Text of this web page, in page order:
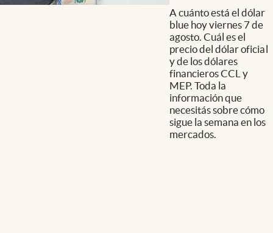
A cuánto está el dólar
blue hoy viernes 7 de
agosto. Cuál es el
precio del dólar oficial
y de los dólares
financieros CCL y
MEP. Toda la
información que
necesitás sobre cómo
sigue la semana en los
mercados.